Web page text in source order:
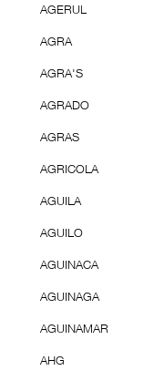
AGERUL
AGRA
AGRA'S
AGRADO
AGRAS
AGRICOLA
AGUILA
AGUILO
AGUINACA
AGUINAGA
AGUINAMAR
AHG